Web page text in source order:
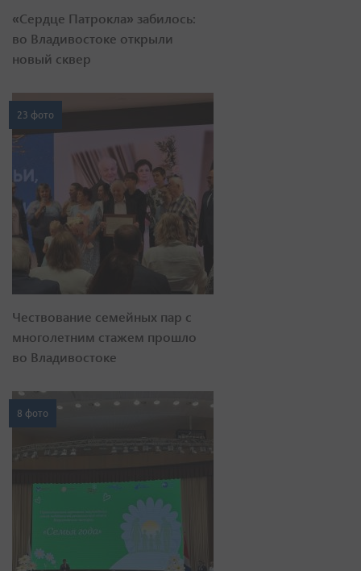
«Сердце Патрокла» забилось:
во Владивостоке открыли
новый сквер
23 фото
Чествование семейных пар с
многолетним стажем прошло
во Владивостоке
8 фото